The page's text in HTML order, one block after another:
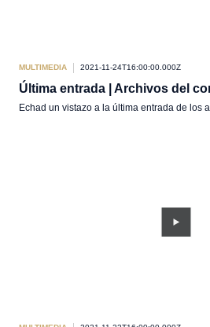
MULTIMEDIA 2021-11-24T16:00:00.000Z
Última entrada | Archivos del
Echad un vistazo a la última entrada de los